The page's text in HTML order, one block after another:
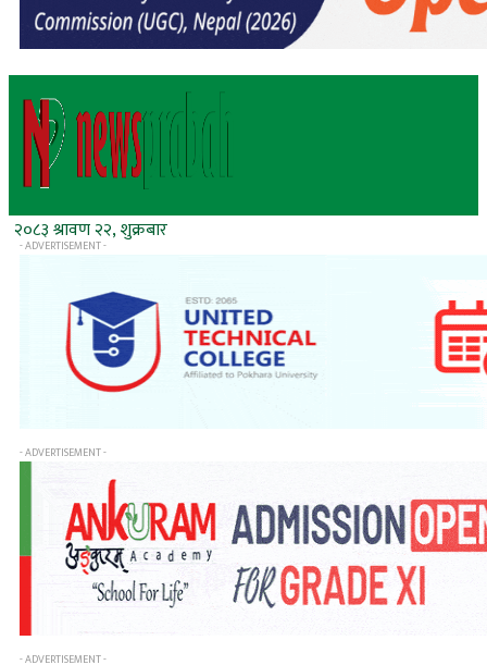
२०८३ श्रावण २२, शुक्रबार
- ADVERTISEMENT -
- ADVERTISEMENT -
- ADVERTISEMENT -